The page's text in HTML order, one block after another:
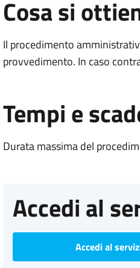
Cosa si
Il procedimento
provvedimento. In caso
Tempi e
Durata massima del
Accedi al
Accedi al